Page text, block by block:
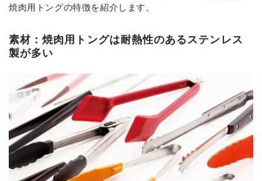
焼肉用トングの特徴を紹介します。
素材：焼肉用トングは耐熱性のあるステンレス
製が多い